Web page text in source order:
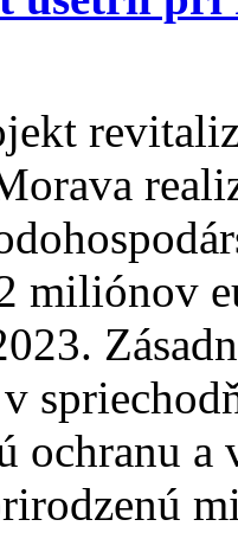
miliónov
ochranu a